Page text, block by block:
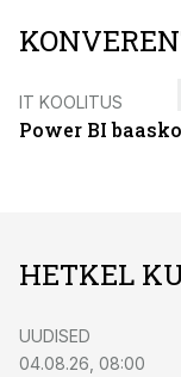
IT KOOLITUS
Power BI
HETKEL
UUDISED
04.08.26, 08:00